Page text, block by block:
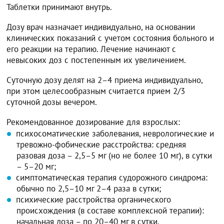
Таблетки принимают внутрь.
Дозу врач назначает индивидуально, на основании
клинических показаний с учетом состояния больного и
его реакции на терапию. Лечение начинают с
невысоких доз с постепенным их увеличением.
Суточную дозу делят на 2–4 приема индивидуально,
при этом целесообразным считается прием 2/3
суточной дозы вечером.
Рекомендованное дозирование для взрослых:
психосоматические заболевания, неврологические и
тревожно-фобические расстройства: средняя
разовая доза – 2,5–5 мг (но не более 10 мг), в сутки
– 5–20 мг;
симптоматическая терапия судорожного синдрома:
обычно по 2,5–10 мг 2–4 раза в сутки;
психические расстройства органического
происхождения (в составе комплексной терапии):
начальная доза – по 20–40 мг в сутки,